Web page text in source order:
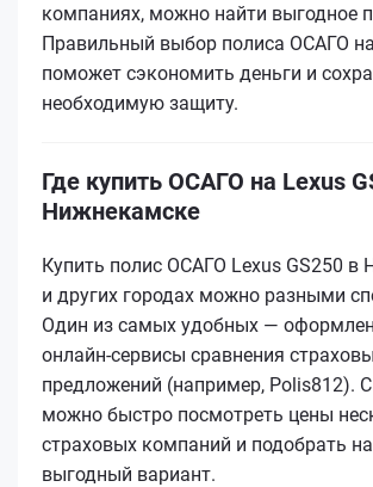
компаниях, можно найти выгодное
Правильный выбор полиса ОСАГО
поможет сэкономить деньги и
необходимую защиту.
Где купить ОСАГО на Lexus
Нижнекамске
Купить полис ОСАГО Lexus GS250 в
и других городах можно разными
Один из самых удобных —
онлайн-сервисы сравнения
предложений (например, Polis812).
можно быстро посмотреть цены
страховых компаний и подобрать
выгодный вариант.